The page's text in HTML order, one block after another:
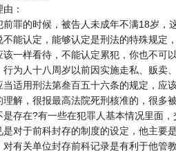
：
的时候，被告人未成年不满18岁，
能认定，能够认定是刑法的特殊规定
该一样看待，不能认定累犯，你也不可
行为人十八周岁以前因实施走私、贩卖
当适用刑法第叁百五十六条的规定，应
，很报最高法院死刑核准的，很多
存在?有一些在犯罪人基本情况里面
对于前科封存的制度的设定，他主要
有关单位封存前科记录是有利于他管